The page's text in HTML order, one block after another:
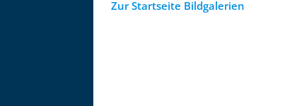
Zur Startseite Bildgalerien